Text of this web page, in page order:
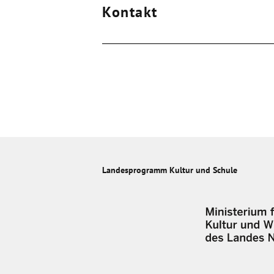
Kontakt
Landesprogramm Kultur und Schule